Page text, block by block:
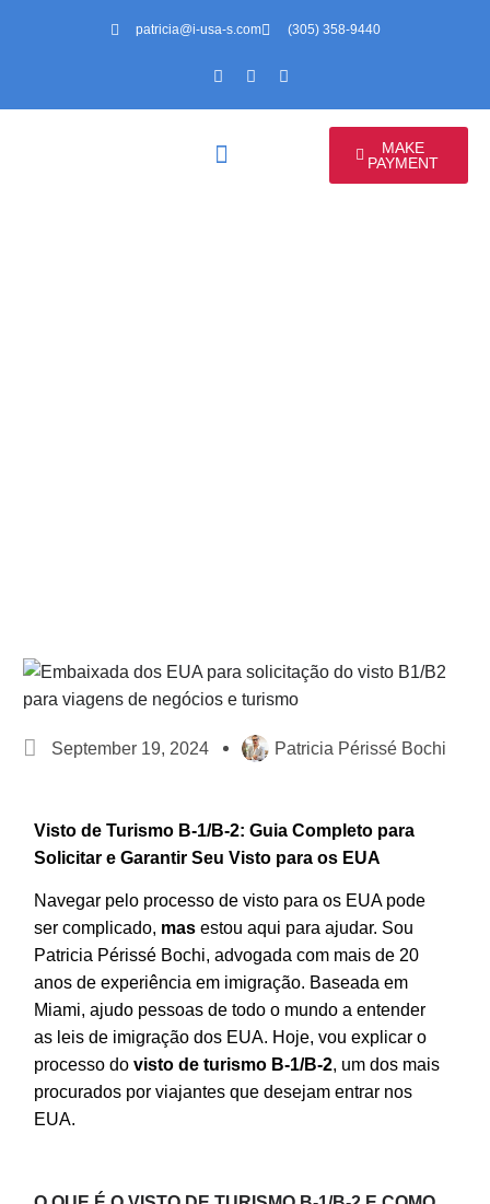
patricia@i-usa-s.com (305) 358-9440
MAKE
PAYMENT
September 19, 2024 Patricia Périssé Bochi
Visto de Turismo B-1/B-2: Guia Completo para
Solicitar e Garantir Seu Visto para os EUA
Navegar pelo processo de visto para os EUA pode
ser complicado, mas estou aqui para ajudar. Sou
Patricia Périssé Bochi, advogada com mais de 20
anos de experiência em imigração. Baseada em
Miami, ajudo pessoas de todo o mundo a entender
as leis de imigração dos EUA. Hoje, vou explicar o
processo do visto de turismo B-1/B-2, um dos mais
procurados por viajantes que desejam entrar nos
EUA.